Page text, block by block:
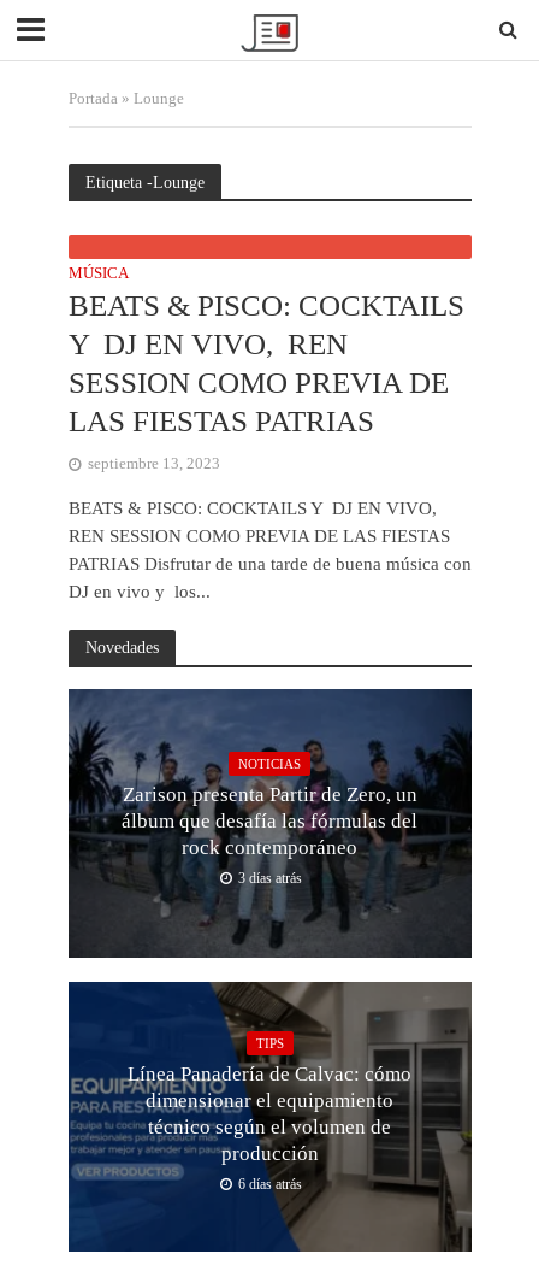
Portada» Lounge
Etiqueta -Lounge
MÚSICA
BEATS & PISCO: COCKTAILS
Y DJ EN VIVO, REN
SESSION COMO PREVIA DE
LAS FIESTAS PATRIAS
septiembre 13, 2023
BEATS & PISCO: COCKTAILS Y DJ EN VIVO,
REN SESSION COMO PREVIA DE LAS FIESTAS
PATRIAS Disfrutar de una tarde de buena música con
DJ en vivo y los...
Novedades
NOTICIAS
Zarison presenta Partir de Zero, un
álbum que desafía las fórmulas del
rock contemporáneo
3 días atrás
TIPS
Línea Panadería de Calvac: cómo
dimensionar el equipamiento
técnico según el volumen de
producción
6 días atrás